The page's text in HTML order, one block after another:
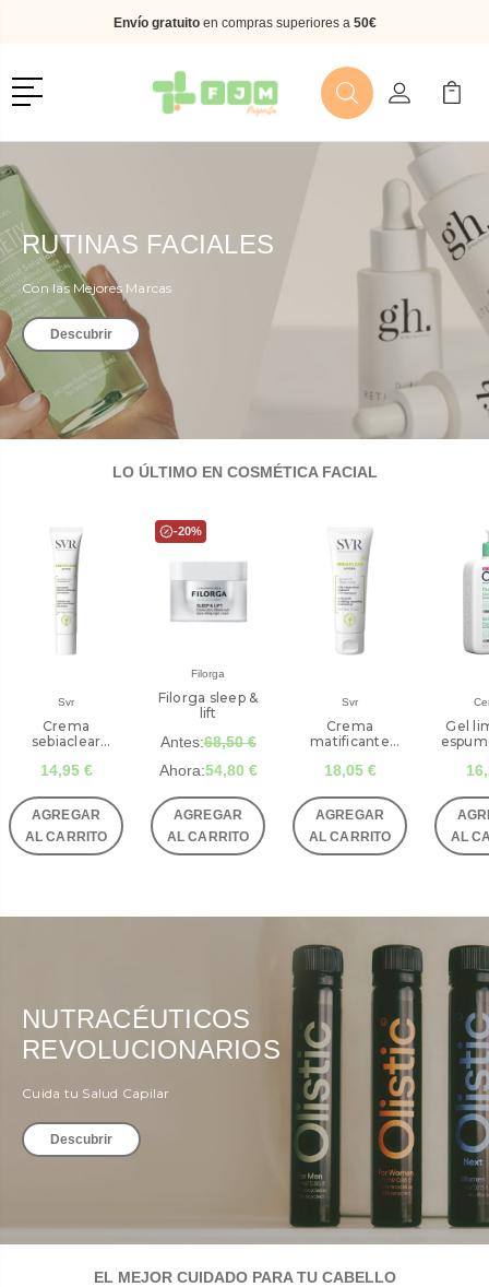
Envío gratuitoen compras superiores a 50€
Menú
BuscarMi Cuenta
Mi
RUTINAS FACIALES
Con las Mejores Marcas
Descubrir
LO ÚLTIMO EN COSMÉTICA FACIAL
Svr
Crema
sebiaclear
SVR
14,95 €
AGREGAR
AL CARRITO
-20%
Filorga
Filorga sleep &
lift
Ahora:54,80 €
Antes:68,50 €
AGREGAR
AL CARRITO
Svr
Crema
matificante
40 mL SVR
18,05 €
AGREGAR
AL CARRITO
Gel
AL
NUTRACÉUTICOS
REVOLUCIONARIOS
Cuida tu Salud Capilar
Descubrir
EL MEJOR CUIDADO PARA TU CABELLO